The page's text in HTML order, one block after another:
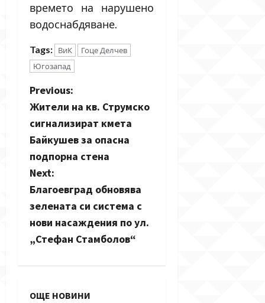
времето на нарушено
водоснабдяване.
Tags: ВиК
Гоце Делчев
Югозапад
P
o
s
t
n
a
v
g
Previous:
Жители на кв. Струмско
сигнализират кмета
Байкушев за опасна
подпорна стена
Next:
Благоевград обновява
зелената си система с
нови насаждения по ул.
„Стефан Стамболов“
ОЩЕ НОВИНИ